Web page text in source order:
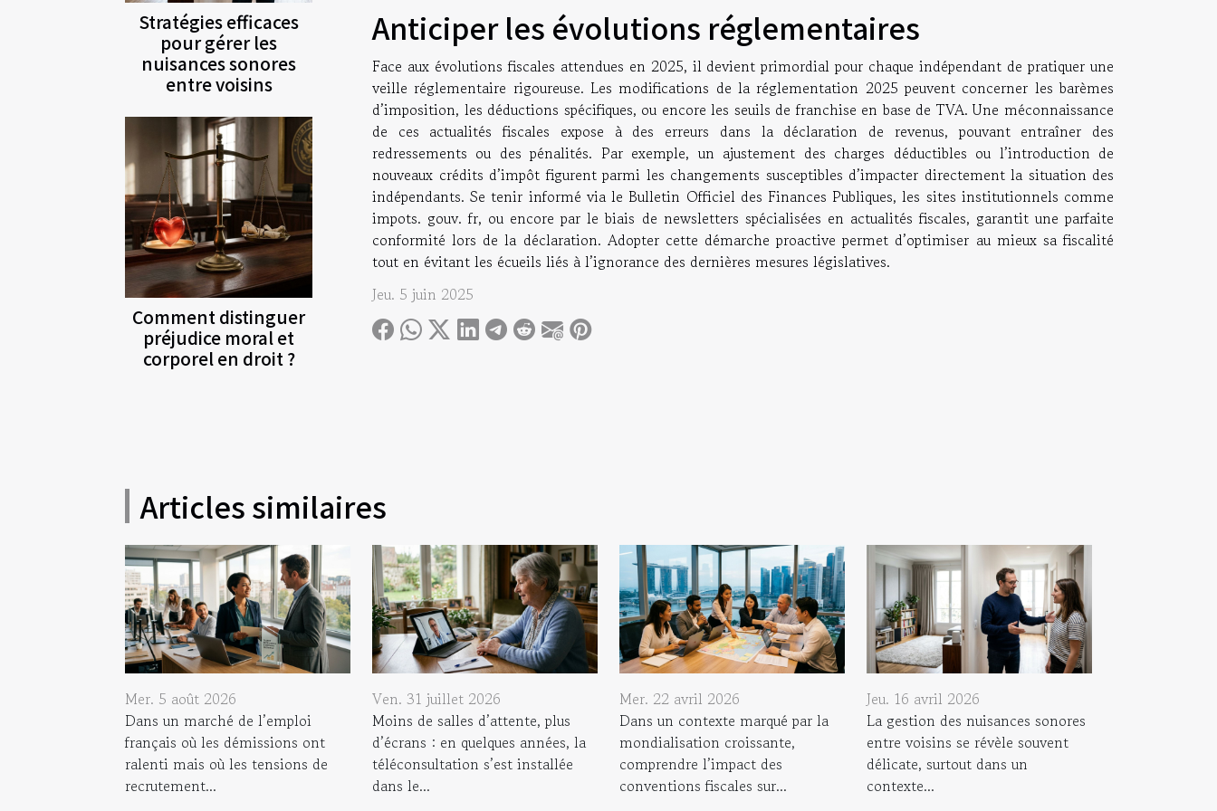
Stratégies efficaces
pour gérer les
nuisances sonores
entre voisins
Comment distinguer
préjudice moral et
corporel en droit ?
Anticiper les évolutions réglementaires
Face aux évolutions fiscales attendues en 2025, il devient primordial pour chaque indépendant de pratiquer une
veille réglementaire rigoureuse. Les modifications de la réglementation 2025 peuvent concerner les barèmes
d’imposition, les déductions spécifiques, ou encore les seuils de franchise en base de TVA. Une méconnaissance
de ces actualités fiscales expose à des erreurs dans la déclaration de revenus, pouvant entraîner des
redressements ou des pénalités. Par exemple, un ajustement des charges déductibles ou l’introduction de
nouveaux crédits d’impôt figurent parmi les changements susceptibles d’impacter directement la situation des
indépendants. Se tenir informé via le Bulletin Officiel des Finances Publiques, les sites institutionnels comme
impots. gouv. fr, ou encore par le biais de newsletters spécialisées en actualités fiscales, garantit une parfaite
conformité lors de la déclaration. Adopter cette démarche proactive permet d’optimiser au mieux sa fiscalité
tout en évitant les écueils liés à l’ignorance des dernières mesures législatives.
Jeu. 5 juin 2025
Articles similaires
Mer. 5 août 2026
Dans un marché de l’emploi
français où les démissions ont
ralenti mais où les tensions de
recrutement...
Ven. 31 juillet 2026
Moins de salles d’attente, plus
d’écrans : en quelques années, la
téléconsultation s’est installée
dans le...
Mer. 22 avril 2026
Dans un contexte marqué par la
mondialisation croissante,
comprendre l’impact des
conventions fiscales sur...
Jeu. 16 avril 2026
La gestion des nuisances sonores
entre voisins se révèle souvent
délicate, surtout dans un
contexte...